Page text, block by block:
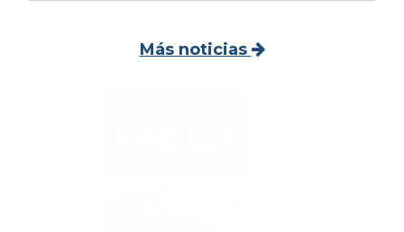
Más noticias